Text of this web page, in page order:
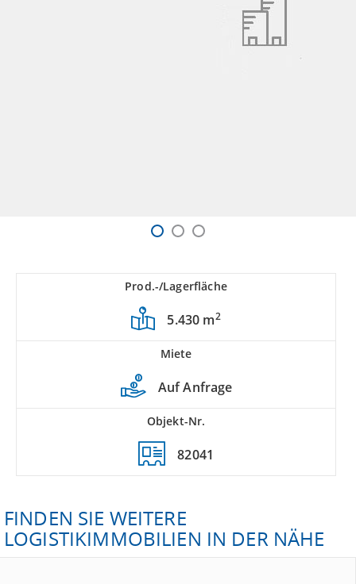
Prod.-/Lagerfläche
5.430 m2
Miete
Auf Anfrage
Objekt-Nr.
82041
FINDEN SIE WEITERE
LOGISTIKIMMOBILIEN IN DER NÄHE